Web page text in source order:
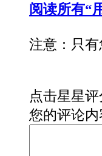
阅读所有“
注意：只
点击星星评
您的评论内